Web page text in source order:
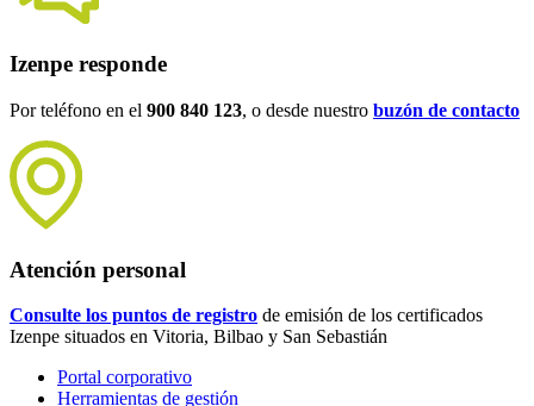
Izenpe responde
Por teléfono en el 900 840 123, o desde nuestro buzón de contacto
Atención personal
Consulte los puntos de registro de emisión de los certificados
Izenpe situados en Vitoria, Bilbao y San Sebastián
Portal corporativo
Herramientas de gestión